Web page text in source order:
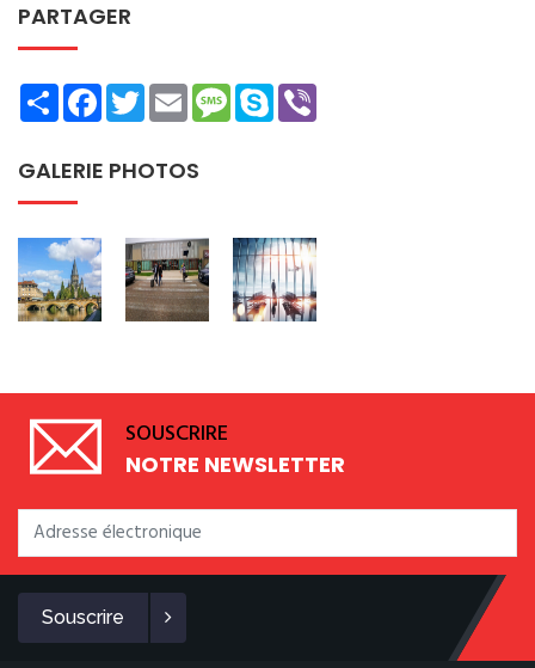
PARTAGER
ShareFacebookTwitterEmailMessage
Skype
GALERIE PHOTOS
SOUSCRIRE
NOTRE NEWSLETTER
Souscrire